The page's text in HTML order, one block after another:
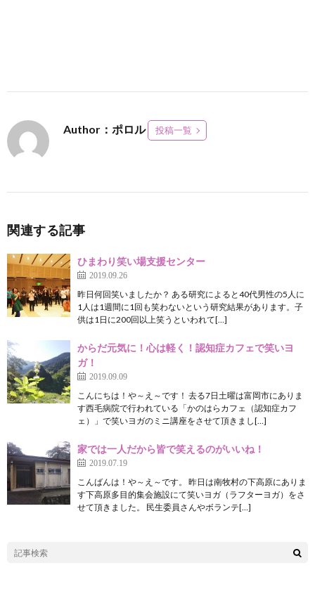
Author：ポロル 投稿一覧
関連する記事
ひまわり笑い場支援センター
2019.09.26
昨日何回笑いましたか？ ある研究によると40代男性の5人に
1人は1週間に1回も笑わないという研究結果があります。子
供は1日に200回以上笑うといわれて[…]
からだ元気に！心は軽く！認知症カフェで笑いヨ
ガ！
2019.09.09
こんにちは！や～え～です！ 去る7日土曜は富岡市にありま
す西毛病院で行われている「かのはらカフェ（認知症カフ
ェ）」で笑いヨガのミニ講座をさせて頂きまし[…]
家では一人だから皆で笑えるのがいいね！
2019.07.19
こんばんは！や～え～です。 昨日は南牧村の下高原にありま
す下高原多目的集会施設にて笑いヨガ（ラフターヨガ）をさ
せて頂きました。 民生委員さんやボランテ[…]